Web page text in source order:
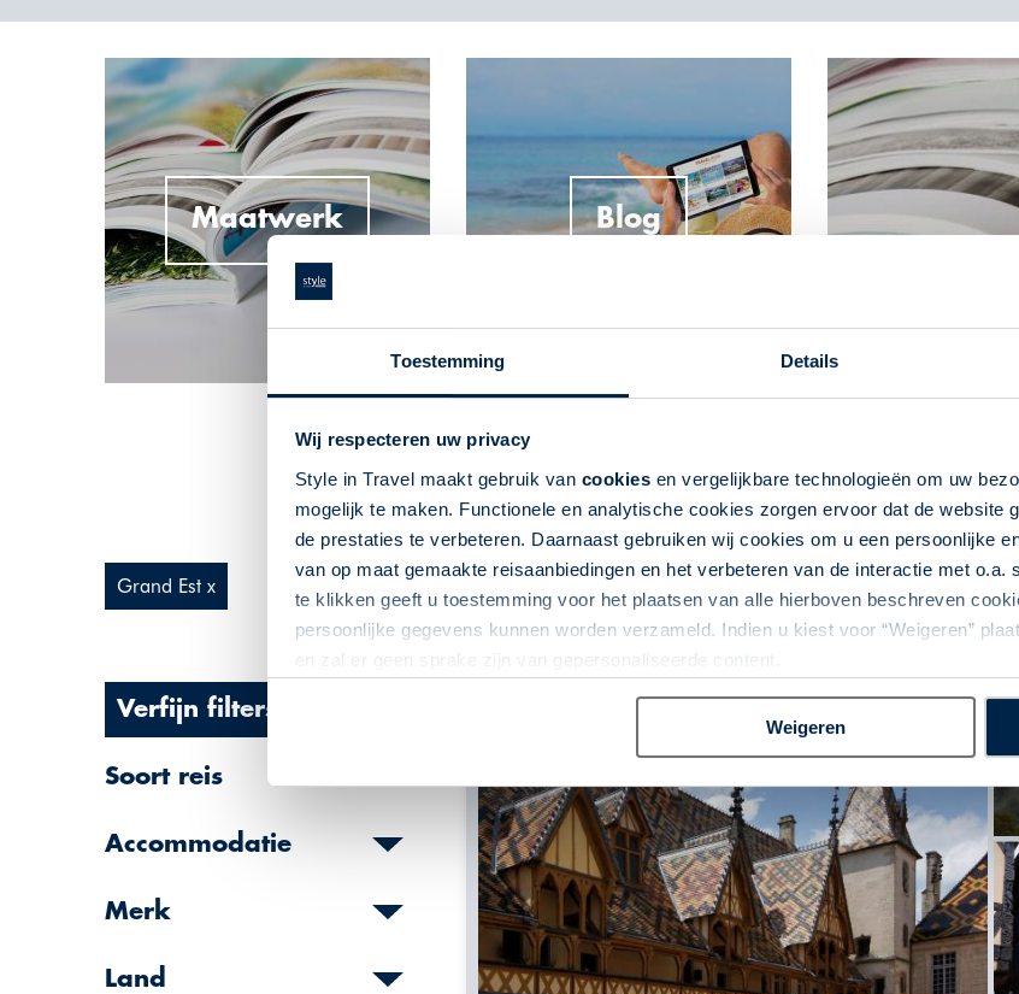
Toestemming Details
Wij respecteren uw privacy
Style in Travel maakt gebruik van cookies en vergelijkbare technologieën om uw
mogelijk te maken. Functionele en analytische cookies zorgen ervoor dat de website
de prestaties te verbeteren. Daarnaast gebruiken wij cookies om u een persoonlijke
van op maat gemaakte reisaanbiedingen en het verbeteren van de interactie met o.a.
te klikken geeft u toestemming voor het plaatsen van alle hierboven beschreven
persoonlijke gegevens kunnen worden verzameld. Indien u kiest voor “Weigeren”
en zal er geen sprake zijn van gepersonaliseerde content.
Weigeren
Maatwerk Blog
Het
Grand Est x
Verfijn filters:
Soort reis
Accommodatie
Merk
Land